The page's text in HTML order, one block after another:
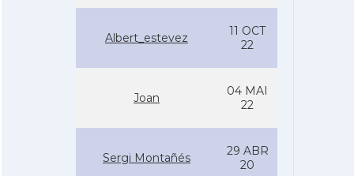
Albert_estevez
11 OCT
22
Joan
04 MAI
22
Sergi Montañés
29 ABR
20